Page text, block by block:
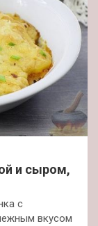
и сыром,
с
вкусом